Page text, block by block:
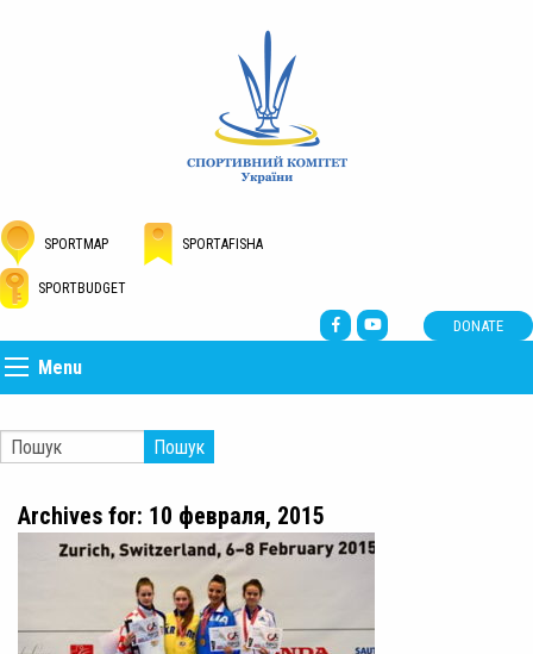
SPORTMAP SPORTAFISHA
SPORTBUDGET
DONATE
Menu
Пошук
Archives for: 10 февраля, 2015